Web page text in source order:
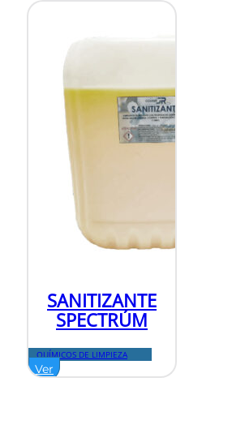
SANITIZANTE
SPECTRÚM
QUÍMICOS DE LIMPIEZA
Ver